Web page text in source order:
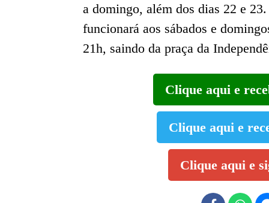
a domingo, além dos dias 22 e
funcionará aos sábados e
21h, saindo da praça da
Clique aqui e
Clique aqui e
Clique aqui e